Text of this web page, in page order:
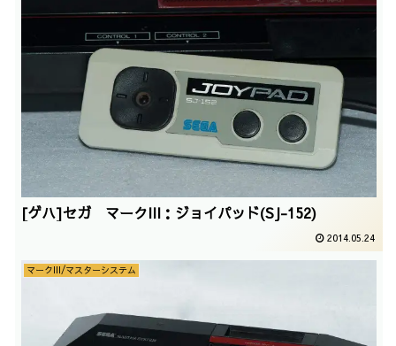
[ゲハ]セガ マークIII：ジョイパッド(SJ-152)
2014.05.24
マークIII/マスターシステム